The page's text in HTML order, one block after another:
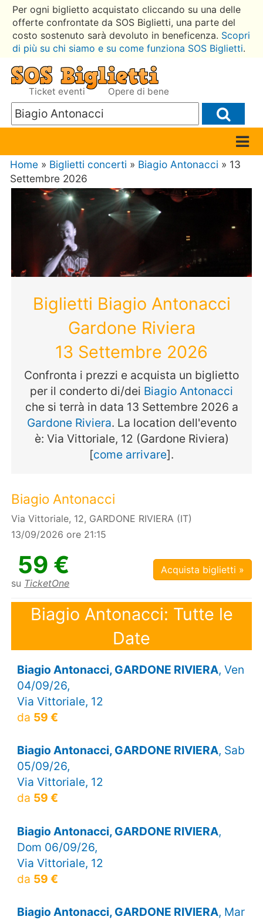
Per ogni biglietto acquistato cliccando su una delle
offerte confrontate da SOS Biglietti, una parte del
costo sostenuto sarà devoluto in beneficenza. Scopri
di più su chi siamo e su come funziona SOS Biglietti.
Ticket eventi Opere di bene
Home » Biglietti concerti » Biagio Antonacci » 13
Settembre 2026
Biglietti Biagio Antonacci
Gardone Riviera
13 Settembre 2026
Confronta i prezzi e acquista un biglietto
per il conderto di/dei Biagio Antonacci
che si terrà in data 13 Settembre 2026 a
Gardone Riviera. La location dell'evento
è: Via Vittoriale, 12 (Gardone Riviera)
[come arrivare].
Biagio Antonacci
Via Vittoriale, 12, GARDONE RIVIERA (IT)
13/09/2026 ore 21:15
59 €
su TicketOne
Acquista biglietti »
Biagio Antonacci: Tutte le
Date
Biagio Antonacci, GARDONE RIVIERA, Ven
04/09/26,
Via Vittoriale, 12
da 59 €
Biagio Antonacci, GARDONE RIVIERA, Sab
05/09/26,
Via Vittoriale, 12
da 59 €
Biagio Antonacci, GARDONE RIVIERA,
Dom 06/09/26,
Via Vittoriale, 12
da 59 €
Biagio Antonacci, GARDONE RIVIERA, Mar